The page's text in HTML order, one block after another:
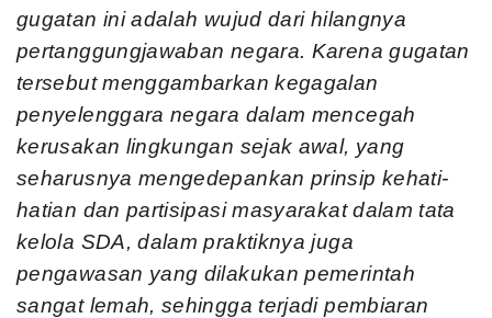
gugatan ini adalah wujud dari hilangnya
pertanggungjawaban negara. Karena gugatan
tersebut menggambarkan kegagalan
penyelenggara negara dalam mencegah
kerusakan lingkungan sejak awal, yang
seharusnya mengedepankan prinsip kehati-
hatian dan partisipasi masyarakat dalam tata
kelola SDA, dalam praktiknya juga
pengawasan yang dilakukan pemerintah
sangat lemah, sehingga terjadi pembiaran